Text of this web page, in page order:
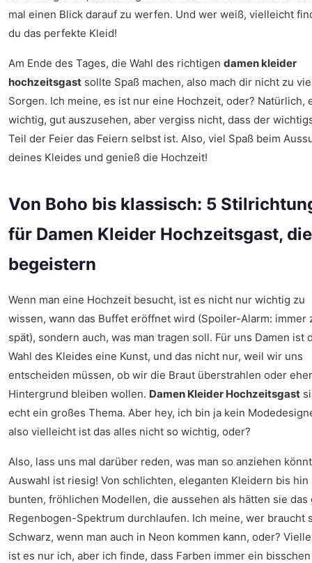
mal einen Blick darauf zu werfen. Und wer weiß, vielleicht
du das perfekte Kleid!
Am Ende des Tages, die Wahl des richtigen damen kleider
hochzeitsgast sollte Spaß machen, also mach dir nicht zu
Sorgen. Ich meine, es ist nur eine Hochzeit, oder? Natürlich,
wichtig, gut auszusehen, aber vergiss nicht, dass der
Teil der Feier das Feiern selbst ist. Also, viel Spaß beim
deines Kleides und genieß die Hochzeit!
Von Boho bis klassisch: 5
für Damen Kleider Hochzeitsgast, die
begeistern
Wenn man eine Hochzeit besucht, ist es nicht nur wichtig zu
wissen, wann das Buffet eröffnet wird (Spoiler-Alarm: immer
spät), sondern auch, was man tragen soll. Für uns Damen ist
Wahl des Kleides eine Kunst, und das nicht nur, weil wir uns
entscheiden müssen, ob wir die Braut überstrahlen oder
Hintergrund bleiben wollen. Damen Kleider Hochzeitsgast
echt ein großes Thema. Aber hey, ich bin ja kein
also vielleicht ist das alles nicht so wichtig, oder?
Also, lass uns mal darüber reden, was man so anziehen
Auswahl ist riesig! Von schlichten, eleganten Kleidern bis hin
bunten, fröhlichen Modellen, die aussehen als hätten sie das
Regenbogen-Spektrum durchlaufen. Ich meine, wer braucht
Schwarz, wenn man auch in Neon kommen kann, oder?
ist es nur ich, aber ich finde, dass Farben immer ein